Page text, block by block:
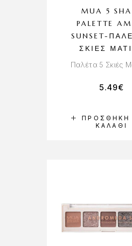
ΠΡΟΣΘΉΚΗ
ΚΑΛΆΘΙ
MUA 5
PALETTE
SUNSET-
ΣΚΙΈΣ
Παλέτα 5 Σκιές
5.49€